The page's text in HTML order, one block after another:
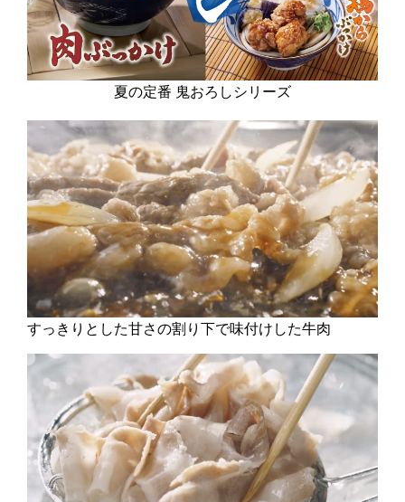
夏の定番 鬼おろしシリーズ
すっきりとした甘さの割り下で味付けした牛肉